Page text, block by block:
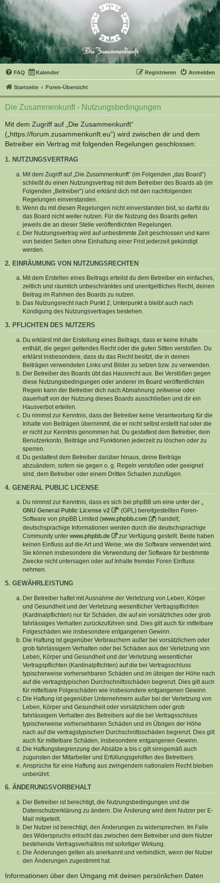
FAQ Kalender Anmelden
Registrieren
Startseite Foren-Übersicht
Die Zusammenkunft - Nutzungsbedingungen
Mit dem Zugriff auf „Die Zusammenkunft“
(„https://forum.zusammenkunft.eu“) wird zwischen dir und dem
Betreiber ein Vertrag mit folgenden Regelungen geschlossen:
1. NUTZUNGSVERTRAG
Mit dem Zugriff auf „Die Zusammenkunft“ (im Folgenden „das Board“)
schließt du einen Nutzungsvertrag mit dem Betreiber des Boards ab (im
Folgenden „Betreiber“) und erklärst dich mit den nachfolgenden
Regelungen einverstanden.
Wenn du mit diesen Regelungen nicht einverstanden bist, so darfst du
das Board nicht weiter nutzen. Für die Nutzung des Boards gelten
jeweils die an dieser Stelle veröffentlichten Regelungen.
Der Nutzungsvertrag wird auf unbestimmte Zeit geschlossen und kann
von beiden Seiten ohne Einhaltung einer Frist jederzeit gekündigt
werden.
2. EINRÄUMUNG VON NUTZUNGSRECHTEN
Mit dem Erstellen eines Beitrags erteilst du dem Betreiber ein einfaches,
zeitlich und räumlich unbeschränktes und unentgeltliches Recht, deinen
Beitrag im Rahmen des Boards zu nutzen.
Das Nutzungsrecht nach Punkt 2, Unterpunkt a bleibt auch nach
Kündigung des Nutzungsvertrages bestehen.
3. PFLICHTEN DES NUTZERS
Du erklärst mit der Erstellung eines Beitrags, dass er keine Inhalte
enthält, die gegen geltendes Recht oder die guten Sitten verstoßen. Du
erklärst insbesondere, dass du das Recht besitzt, die in deinen
Beiträgen verwendeten Links und Bilder zu setzen bzw. zu verwenden.
Der Betreiber des Boards übt das Hausrecht aus. Bei Verstößen gegen
diese Nutzungsbedingungen oder anderer im Board veröffentlichten
Regeln kann der Betreiber dich nach Abmahnung zeitweise oder
dauerhaft von der Nutzung dieses Boards ausschließen und dir ein
Hausverbot erteilen.
Du nimmst zur Kenntnis, dass der Betreiber keine Verantwortung für die
Inhalte von Beiträgen übernimmt, die er nicht selbst erstellt hat oder die
er nicht zur Kenntnis genommen hat. Du gestattest dem Betreiber, dein
Benutzerkonto, Beiträge und Funktionen jederzeit zu löschen oder zu
sperren.
Du gestattest dem Betreiber darüber hinaus, deine Beiträge
abzuändern, sofern sie gegen o. g. Regeln verstoßen oder geeignet
sind, dem Betreiber oder einem Dritten Schaden zuzufügen.
4. GENERAL PUBLIC LICENSE
Du nimmst zur Kenntnis, dass es sich bei phpBB um eine unter der „
GNU General Public License v2
“ (GPL) bereitgestellten Foren-
Software von phpBB Limited (www.phpbb.com
) handelt;
deutschsprachige Informationen werden durch die deutschsprachige
Community unter www.phpbb.de
zur Verfügung gestellt. Beide haben
keinen Einfluss auf die Art und Weise, wie die Software verwendet wird.
Sie können insbesondere die Verwendung der Software für bestimmte
Zwecke nicht untersagen oder auf Inhalte fremder Foren Einfluss
nehmen.
5. GEWÄHRLEISTUNG
Der Betreiber haftet mit Ausnahme der Verletzung von Leben, Körper
und Gesundheit und der Verletzung wesentlicher Vertragspflichten
(Kardinalpflichten) nur für Schäden, die auf ein vorsätzliches oder grob
fahrlässiges Verhalten zurückzuführen sind. Dies gilt auch für mittelbare
Folgeschäden wie insbesondere entgangenen Gewinn.
Die Haftung ist gegenüber Verbrauchern außer bei vorsätzlichem oder
grob fahrlässigem Verhalten oder bei Schäden aus der Verletzung von
Leben, Körper und Gesundheit und der Verletzung wesentlicher
Vertragspflichten (Kardinalpflichten) auf die bei Vertragsschluss
typischerweise vorhersehbaren Schäden und im übrigen der Höhe nach
auf die vertragstypischen Durchschnittsschäden begrenzt. Dies gilt auch
für mittelbare Folgeschäden wie insbesondere entgangenen Gewinn.
Die Haftung ist gegenüber Unternehmern außer bei der Verletzung von
Leben, Körper und Gesundheit oder vorsätzlichem oder grob
fahrlässigem Verhalten des Betreibers auf die bei Vertragsschluss
typischerweise vorhersehbaren Schäden und im Übrigen der Höhe
nach auf die vertragstypischen Durchschnittsschäden begrenzt. Dies gilt
auch für mittelbare Schäden, insbesondere entgangenen Gewinn.
Die Haftungsbegrenzung der Absätze a bis c gilt sinngemäß auch
zugunsten der Mitarbeiter und Erfüllungsgehilfen des Betreibers.
Ansprüche für eine Haftung aus zwingendem nationalem Recht bleiben
unberührt.
6. ÄNDERUNGSVORBEHALT
Der Betreiber ist berechtigt, die Nutzungsbedingungen und die
Datenschutzerklärung zu ändern. Die Änderung wird dem Nutzer per E-
Mail mitgeteilt.
Der Nutzer ist berechtigt, den Änderungen zu widersprechen. Im Falle
des Widerspruchs erlischt das zwischen dem Betreiber und dem Nutzer
bestehende Vertragsverhältnis mit sofortiger Wirkung.
Die Änderungen gelten als anerkannt und verbindlich, wenn der Nutzer
den Änderungen zugestimmt hat.
Informationen über den Umgang mit deinen persönlichen Daten